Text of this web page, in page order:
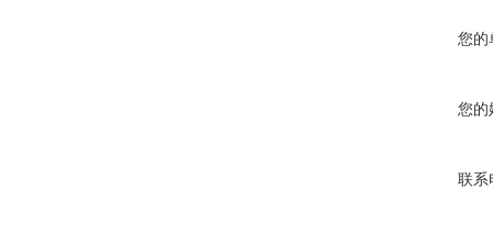
您的
您的
联系